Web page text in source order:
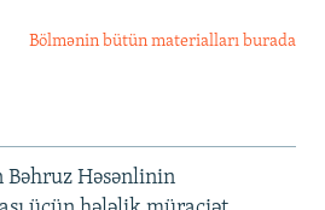
Bölmənin bütün materialları burada
Bəhruz Həsənlinin